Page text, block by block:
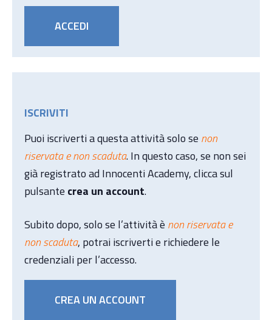
ACCEDI
ISCRIVITI
Puoi iscriverti a questa attività solo se non
riservata e non scaduta. In questo caso, se non sei
già registrato ad Innocenti Academy, clicca sul
pulsante crea un account.
Subito dopo, solo se l’attività è non riservata e
non scaduta, potrai iscriverti e richiedere le
credenziali per l’accesso.
CREA UN ACCOUNT